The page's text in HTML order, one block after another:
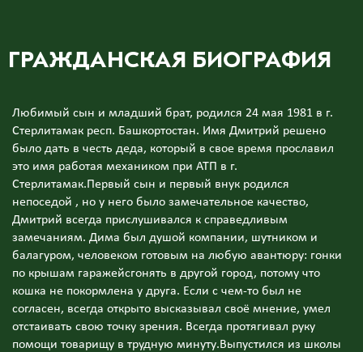
ГРАЖДАНСКАЯ БИОГРАФИЯ
Любимый сын и младший брат, родился 24 мая 1981 в г.
Стерлитамак респ. Башкортостан. Имя Дмитрий решено
было дать в честь деда, который в свое время прославил
это имя работая механиком при АТП в г.
Стерлитамак.Первый сын и первый внук родился
непоседой , но у него было замечательное качество,
Дмитрий всегда прислушивался к справедливым
замечаниям. Дима был душой компании, шутником и
балагуром, человеком готовым на любую авантюру: гонки
по крышам гаражейсгонять в другой город, потому что
кошка не покормлена у друга. Если с чем-то был не
согласен, всегда открыто высказывал своё мнение, умел
отстаивать свою точку зрения. Всегда протягивал руку
помощи товарищу в трудную минуту.Выпустился из школы